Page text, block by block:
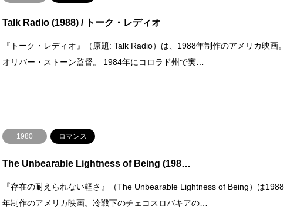
Talk Radio (1988) / トーク・レディオ
『トーク・レディオ』（原題: Talk Radio）は、1988年制作のアメリカ映画。
オリバー・ストーン監督。 1984年にコロラド州で実…
1980 ロマンス
The Unbearable Lightness of Being (198…
『存在の耐えられない軽さ』（The Unbearable Lightness of Being）は1988
年制作のアメリカ映画。冷戦下のチェコスロバキアの…